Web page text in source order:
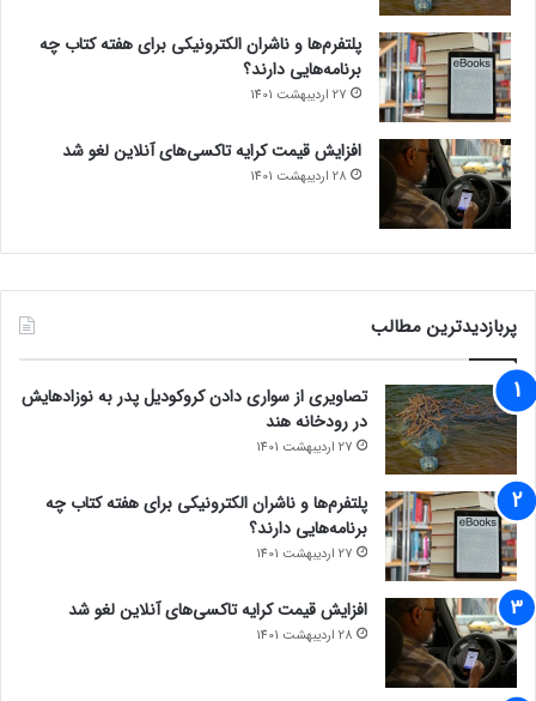
پلتفرم‌ها و ناشران الکترونیکی برای هفته کتاب چه
برنامه‌هایی دارند؟
27 اردیبهشت 1401
افزایش قیمت کرایه تاکسی‌های آنلاین لغو شد
28 اردیبهشت 1401
پربازدیدترین مطالب
تصاویری از سواری دادن کروکودیل پدر به نوزادهایش
در رودخانه هند
27 اردیبهشت 1401
پلتفرم‌ها و ناشران الکترونیکی برای هفته کتاب چه
برنامه‌هایی دارند؟
27 اردیبهشت 1401
افزایش قیمت کرایه تاکسی‌های آنلاین لغو شد
28 اردیبهشت 1401